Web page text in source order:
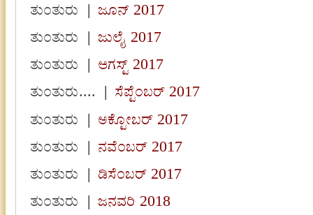
ತುಂತುರು
|ಜೂನ್ 2017
ತುಂತುರು
|ಜುಲೈ 2017
ತುಂತುರು
|ಆಗಸ್ಟ್ 2017
ತುಂತುರು....
|ಸೆಪ್ಟೆಂಬರ್ 2017
ತುಂತುರು
|ಅಕ್ಟೋಬರ್ 2017
ತುಂತುರು
|ನವೆಂಬರ್ 2017
ತುಂತುರು
|ಡಿಸೆಂಬರ್ 2017
ತುಂತುರು
|ಜನವರಿ 2018